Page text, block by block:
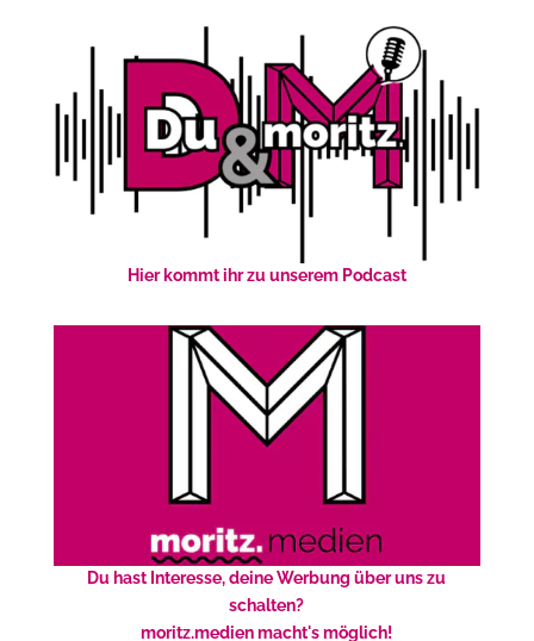
Hier kommt ihr zu unserem Podcast
Du hast Interesse, deine Werbung über uns zu
schalten?
moritz.medien macht's möglich!